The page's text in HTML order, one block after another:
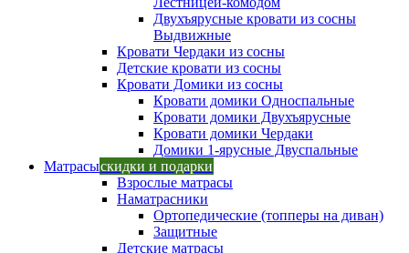
Двухъярусные кровати из сосны
Выдвижные
Кровати Чердаки из сосны
Детские кровати из сосны
Кровати Домики из сосны
Кровати домики Односпальные
Кровати домики Двухъярусные
Кровати домики Чердаки
Домики 1-ярусные Двуспальные
Матрасыскидки и подарки
Взрослые матрасы
Наматрасники
Ортопедические (топперы на диван)
Защитные
Детские матрасы